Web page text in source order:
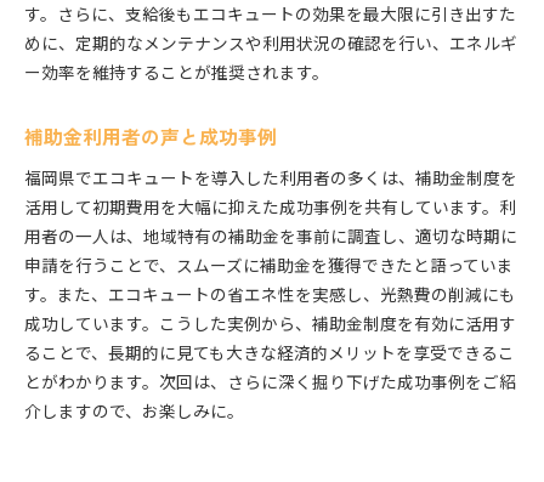
す。さらに、支給後もエコキュートの効果を最大限に引き出すた
めに、定期的なメンテナンスや利用状況の確認を行い、エネルギ
ー効率を維持することが推奨されます。
補助金利用者の声と成功事例
福岡県でエコキュートを導入した利用者の多くは、補助金制度を
活用して初期費用を大幅に抑えた成功事例を共有しています。利
用者の一人は、地域特有の補助金を事前に調査し、適切な時期に
申請を行うことで、スムーズに補助金を獲得できたと語っていま
す。また、エコキュートの省エネ性を実感し、光熱費の削減にも
成功しています。こうした実例から、補助金制度を有効に活用す
ることで、長期的に見ても大きな経済的メリットを享受できるこ
とがわかります。次回は、さらに深く掘り下げた成功事例をご紹
介しますので、お楽しみに。